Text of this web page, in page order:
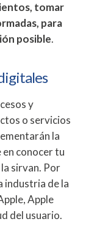
tomar
para
posible.
y
o servicios
la
conocer tu
sirvan. Por
industria de la
Apple
del usuario.